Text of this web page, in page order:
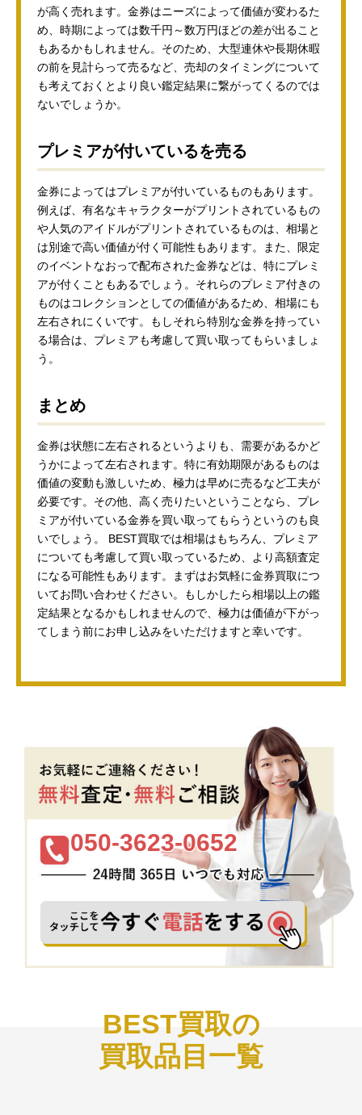
が高く売れます。金券はニーズによって価値が変わるた
め、時期によっては数千円～数万円ほどの差が出ること
もあるかもしれません。そのため、大型連休や長期休暇
の前を見計らって売るなど、売却のタイミングについて
も考えておくとより良い鑑定結果に繋がってくるのでは
ないでしょうか。
プレミアが付いているを売る
金券によってはプレミアが付いているものもあります。
例えば、有名なキャラクターがプリントされているもの
や人気のアイドルがプリントされているものは、相場と
は別途で高い価値が付く可能性もあります。また、限定
のイベントなおっで配布された金券などは、特にプレミ
アが付くこともあるでしょう。それらのプレミア付きの
ものはコレクションとしての価値があるため、相場にも
左右されにくいです。もしそれら特別な金券を持ってい
る場合は、プレミアも考慮して買い取ってもらいましょ
う。
まとめ
金券は状態に左右されるというよりも、需要があるかど
うかによって左右されます。特に有効期限があるものは
価値の変動も激しいため、極力は早めに売るなど工夫が
必要です。その他、高く売りたいということなら、プレ
ミアが付いている金券を買い取ってもらうというのも良
いでしょう。 BEST買取では相場はもちろん、プレミア
についても考慮して買い取っているため、より高額査定
になる可能性もあります。まずはお気軽に金券買取につ
いてお問い合わせください。もしかしたら相場以上の鑑
定結果となるかもしれませんので、極力は価値が下がっ
てしまう前にお申し込みをいただけますと幸いです。
050-3623-0652
BEST買取の
買取品目一覧